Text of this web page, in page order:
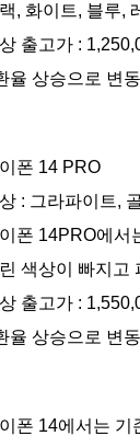
, 화이트, 블루,
출고가 :
율 상승으로 변
폰 14 PRO
: 그라파이트,
폰 14PRO에서
색상이 빠지고
출고가 :
율 상승으로 변
폰 14에서는 기